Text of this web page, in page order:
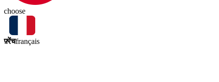
choose
फ़्रेंचfrançais